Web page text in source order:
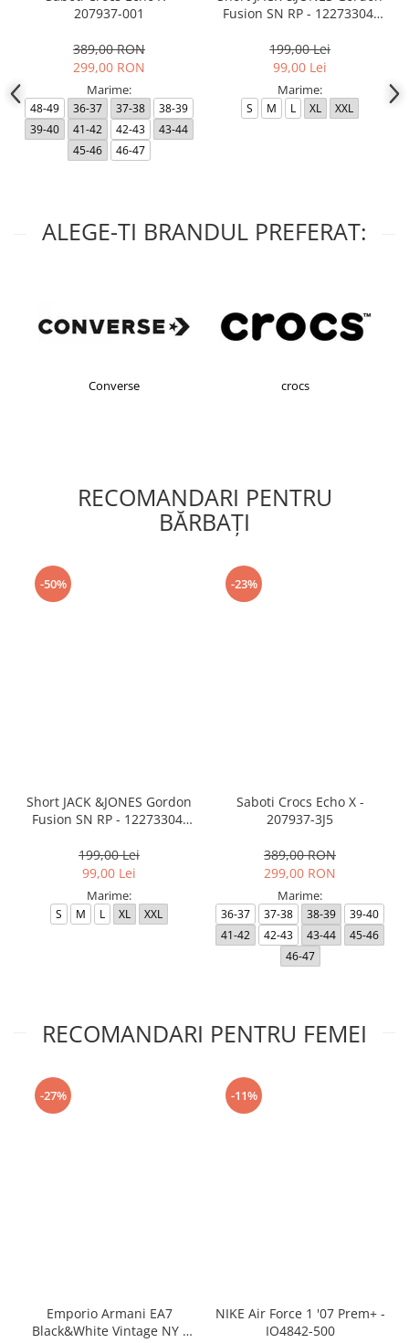
207937-001
389,00 RON
299,00 RON
Marime:
48-49 36-37 37-38
38-39
39-40
41-42 42-43
43-44
45-46
46-47
Fusion SN RP - 12273304-
199,00 Lei
99,00 Lei
Marime:
S M L XL XXL
ALEGE-TI BRANDUL PREFERAT:
Converse crocs
RECOMANDARI PENTRU
BĂRBAŢI
-50%
Short JACK &JONES Gordon
Fusion SN RP - 12273304-
199,00 Lei
99,00 Lei
Marime:
S M L XL XXL
-23%
Saboti Crocs Echo X -
207937-3J5
389,00 RON
299,00 RON
Marime:
36-37 37-38 38-39
39-40
41-42
42-43 43-44
45-46
46-47
RECOMANDARI PENTRU FEMEI
-27%
Emporio Armani EA7
Black&White Vintage NY -
-11%
NIKE Air Force 1 '07 Prem+ -
IO4842-500